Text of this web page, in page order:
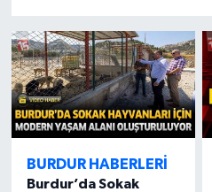
BURDUR HABERLERİ
Burdur’da Sokak
Türkiye